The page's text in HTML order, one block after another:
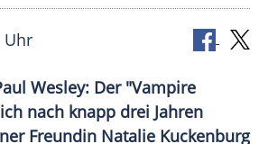
Uhr
Wesley: Der "Vampire
nach knapp drei Jahren
Freundin Natalie Kuckenburg